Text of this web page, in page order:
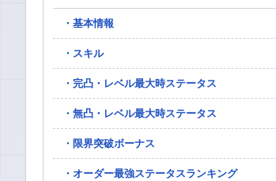
基本情報
スキル
完凸・レベル最大時ステータス
無凸・レベル最大時ステータス
限界突破ボーナス
オーダー最強ステータスランキング